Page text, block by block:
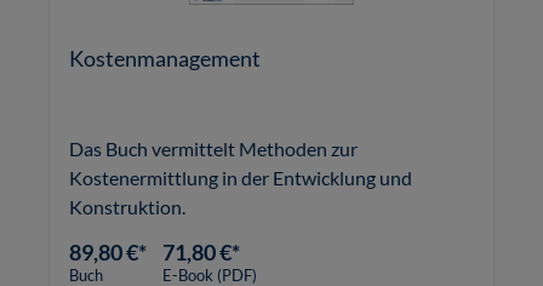
Kostenmanagement
Das Buch vermittelt Methoden zur
Kostenermittlung in der Entwicklung und
Konstruktion.
89,80 €*
Buch
71,80 €*
E-Book (PDF)